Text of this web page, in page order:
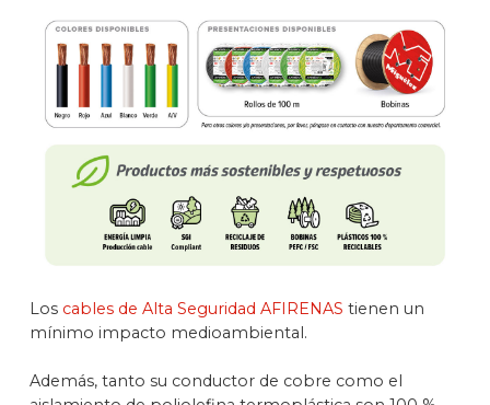
Los cables de Alta Seguridad AFIRENAS tienen un
mínimo impacto medioambiental.
Además, tanto su conductor de cobre como el